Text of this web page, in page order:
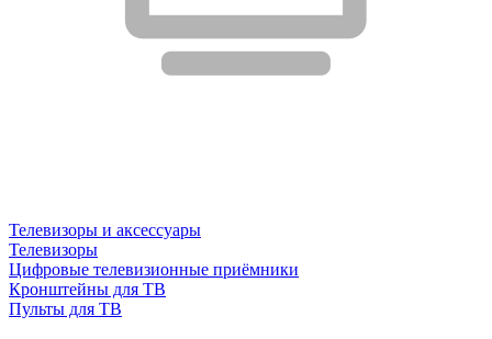
Телевизоры и аксессуары
Телевизоры
Цифровые телевизионные приёмники
Кронштейны для ТВ
Пульты для ТВ